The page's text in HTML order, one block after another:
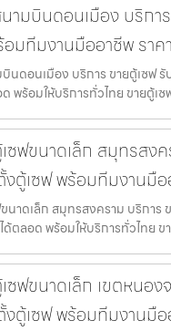
ามบินดอนเมือง บริกา
มทีมงานมืออาชีพ ราค
นดอนเมือง บริการ ขายตู้เซฟ
พร้อมให้บริการทั่วไทย ขายตู้เ
ซฟขนาดเล็ก สมุทรสง
ตู้เซฟ พร้อมทีมงานมื
นาดเล็ก สมุทรสงคราม บริการ
ตลอด พร้อมให้บริการทั่วไทย ข
ซฟขนาดเล็ก เขตหนอ
ตู้เซฟ พร้อมทีมงานมื